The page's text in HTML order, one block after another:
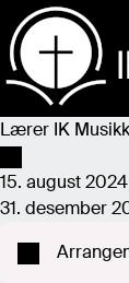
Lærer IK
15. august
31. desember